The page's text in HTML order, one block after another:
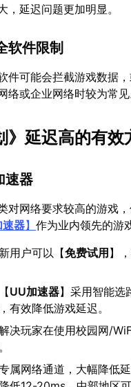
，延迟问题更加明显。
软件限制
件可能会拦截游戏数据
络或企业网络时较为常见
》延迟高的有效
速器
对网络要求较高的游戏
速器】作为业内领先的游
新用户可以【免费试用】
UU加速器】采用智能选
有效降低游戏延迟。
解决玩家在使用校园网/
专属网络通道，大幅降低